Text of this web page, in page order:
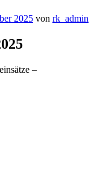
2025 von rk_admin
–